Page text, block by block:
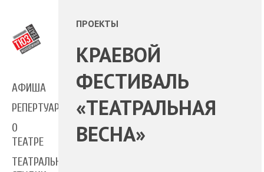
АФИША
РЕПЕРТУАР
О
ТЕАТРЕ
ТЕАТРАЛЬНЫЕ
ПРОЕКТЫ
КРАЕВОЙ
ФЕСТИВАЛЬ
«ТЕАТРАЛЬНАЯ
ВЕСНА»